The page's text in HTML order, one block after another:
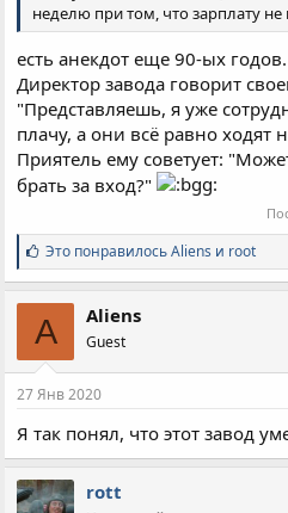
неделю при том, что зарплату не
есть анекдот еще 90-ых годов.
Директор завода говорит
"Представляешь, я уже
плачу, а они всё равно ходят
Приятель ему советует:
брать за вход?"
С
и
м
п
а
т
и
:
Это понравилосьAliens и root
A Aliens
Guest
27 Янв 2020
Я так понял, что этот завод
rott